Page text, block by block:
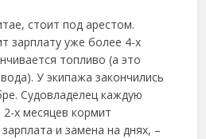
стоит под арестом.
зарплату уже более 4-х
топливо (а это
У экипажа закончились
Судовладелец каждую
х месяцев кормит
и замена на днях, –